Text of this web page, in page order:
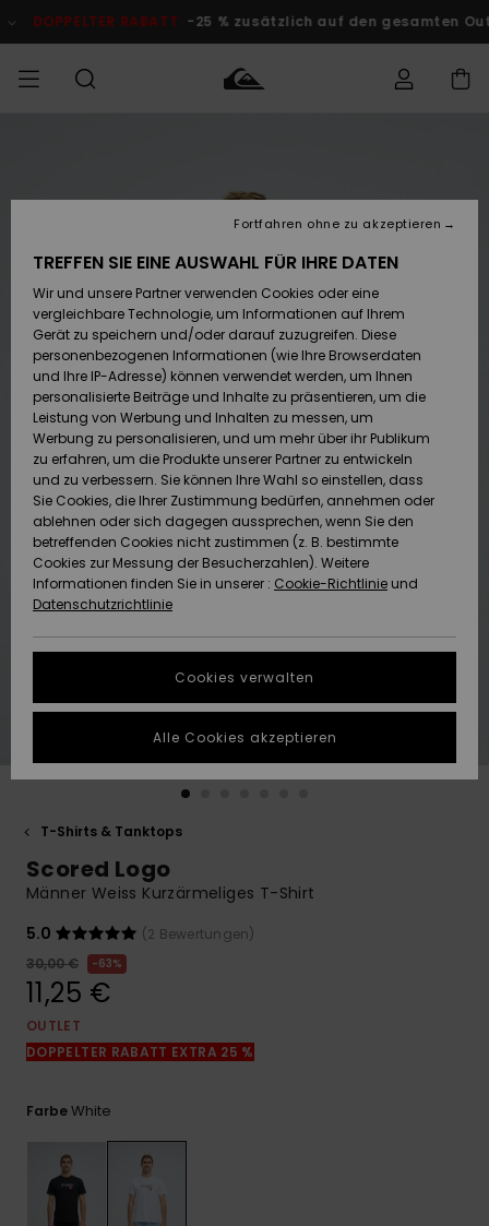
Produktinformation
DOPPELTER RABATT -25 % zusätzlich auf den gesamten
Accessoires
Schuhe&
Flip-Flops
Surf
Snow
Brandneu
Highlights
Accessoires
Schuhe&
Flip-Flops
Surf
Snow
Brandneu
Highlights
FRAUEN
Brandneu
Highlights
Snow
SURF
Kinder
Highlights
Community
SNOW
Snow Shop
Kinder
Snow Shop
Damen
Highlights
Community
DOPPELTER
RABATT
KINDER
Outlet
Frauen
HILFE & KONTAKT
Retouren
Bezahlung
Geschenkkarte
Quiksilver
Freedom
Datenschutz
Starten Sie eine
um die
schnellste
Antwort auf Ihre
erhalten.
Finden Sie
Antworten auf
die häufigsten
Fragen sowie
ansehen
NACHHALTIGKEIT
SHOPS
QUIKSILVER APP
WUNSCHLISTE
T-Shirts & Tanktops
Scored Logo
Männer Weiss Kurzärmeliges T-Shirt
5.0
(2 Bewertungen)
30,00 €
63%
11,25 €
OUTLET
DOPPELTER RABATT EXTRA 25 %
FarbeWhite
TREFFEN SIE EINE AUSWAHL FÜR IHRE DATEN
Wir und unsere Partner verwenden Cookies oder eine
vergleichbare Technologie, um Informationen auf Ihrem
Gerät zu speichern und/oder darauf zuzugreifen. Diese
personenbezogenen Informationen (wie Ihre Browserdaten
und Ihre IP-Adresse) können verwendet werden, um Ihnen
personalisierte Beiträge und Inhalte zu präsentieren, um die
Leistung von Werbung und Inhalten zu messen, um
Werbung zu personalisieren, und um mehr über ihr Publikum
zu erfahren, um die Produkte unserer Partner zu entwickeln
und zu verbessern. Sie können Ihre Wahl so einstellen, dass
Sie Cookies, die Ihrer Zustimmung bedürfen, annehmen oder
ablehnen oder sich dagegen aussprechen, wenn Sie den
betreffenden Cookies nicht zustimmen (z. B. bestimmte
Cookies zur Messung der Besucherzahlen). Weitere
Informationen finden Sie in unserer : Cookie-Richtlinie und
Datenschutzrichtlinie
Cookies verwalten
Fortfahren ohne zu akzeptieren
Alle Cookies akzeptieren